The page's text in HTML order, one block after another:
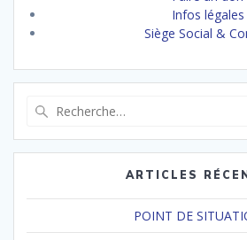
Infos légales
Siège Social &
:
ARTICLES
POINT DE